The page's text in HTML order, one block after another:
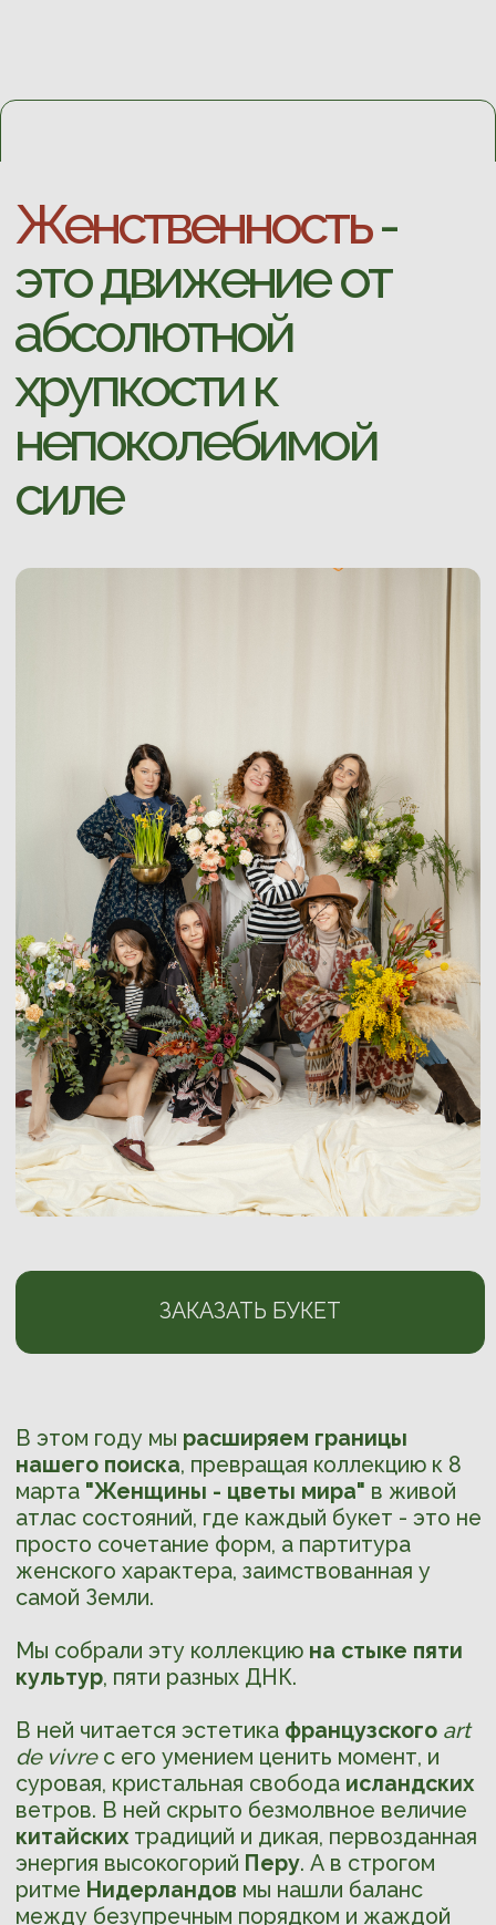
, превращая коллекцию к 8
"Женщины - цветы мира"в живой
атлас состояний, где каждый букет - это не
просто сочетание форм, а партитура
женского характера, заимствованная у
самой Земли.
Мы собрали эту коллекциюна стыке пяти
, пяти разных ДНК.
В ней читается эстетикафранцузского art
de vivreс его умением ценить момент, и
суровая, кристальная свободаисландских
ветров. В ней скрыто безмолвное величие
китайскихтрадиций и дикая, первозданная
энергия высокогорийПеру. А в строгом
ритмеНидерландовмы нашли баланс
между безупречным порядком и жаждой
цветения.
Мы звучим на разных частотах и
распускаемся в совершенно разных
условиях. Каждая из нас -
абсолютная
уникальность.Но всех нас объединяет
универсальная способность быть
источником - излучать тот самый свет,
Пять историй. Пять горизонтов. О ней. О
/«Женщина - это целая
границ, а есть только новые